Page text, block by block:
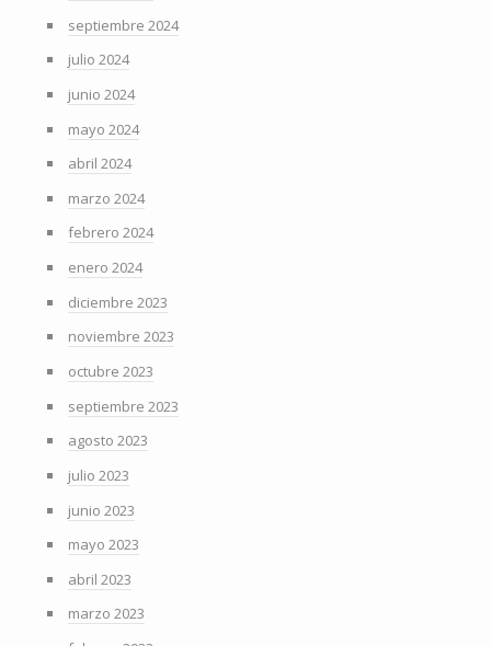
septiembre 2024
julio 2024
junio 2024
mayo 2024
abril 2024
marzo 2024
febrero 2024
enero 2024
diciembre 2023
noviembre 2023
octubre 2023
septiembre 2023
agosto 2023
julio 2023
junio 2023
mayo 2023
abril 2023
marzo 2023